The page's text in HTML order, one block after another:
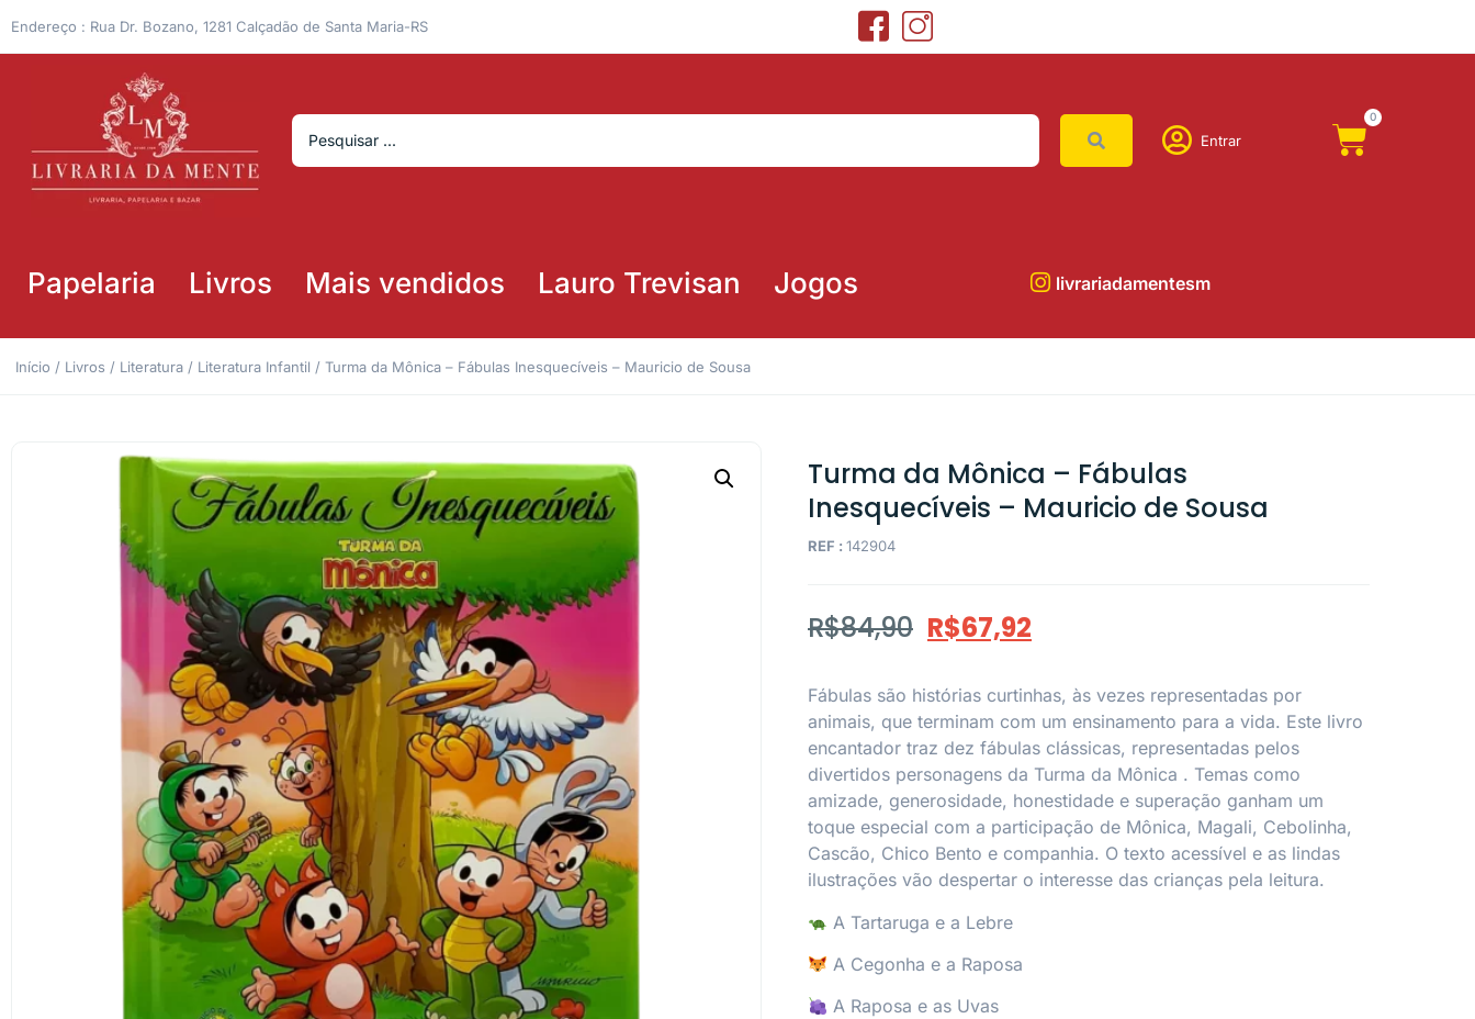
Endereço : Rua Dr. Bozano, 1281 Calçadão de Santa Maria-RS
Entrar
0
Papelaria Livros Mais vendidos Lauro Trevisan Jogos livrariadamentesm
Início / Livros / Literatura / Literatura Infantil / Turma da Mônica – Fábulas Inesquecíveis – Mauricio de Sousa
Turma da Mônica – Fábulas
Inesquecíveis – Mauricio de Sousa
REF : 142904
R$84,90 R$67,92
Fábulas são histórias curtinhas, às vezes representadas por
animais, que terminam com um ensinamento para a vida. Este livro
encantador traz dez fábulas clássicas, representadas pelos
divertidos personagens da Turma da Mônica . Temas como
amizade, generosidade, honestidade e superação ganham um
toque especial com a participação de Mônica, Magali, Cebolinha,
Cascão, Chico Bento e companhia. O texto acessível e as lindas
ilustrações vão despertar o interesse das crianças pela leitura.
A Tartaruga e a Lebre
A Cegonha e a Raposa
A Raposa e as Uvas